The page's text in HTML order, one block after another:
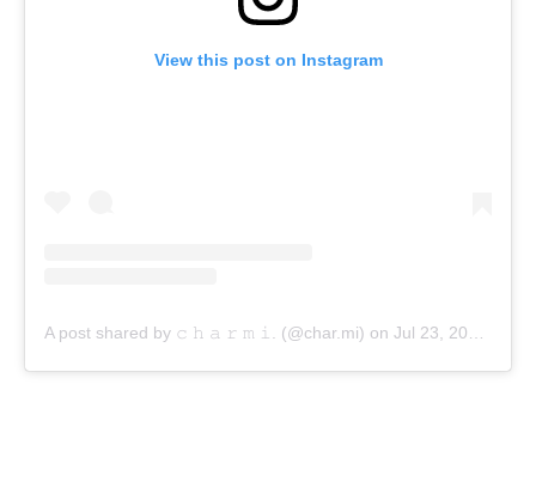
View this post on Instagram
A post shared by 𝚌 𝚑 𝚊 𝚛 𝚖 𝚒. (@char.mi) on Jul 23, 2020 at 5:19am PDT